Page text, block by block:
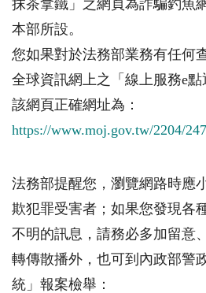
抹茶拿鐵」之網頁為詐騙釣魚
本部所設。
您如果對於法務部業務有任何
全球資訊網上之「線上服務e點
該網頁正確網址為：
https://www.moj.gov.tw/2204/
法務部提醒您，瀏覽網路時應
欺犯罪受害者；如果您發現各
不明的訊息，請務必多加留意
轉傳散播外，也可到內政部警
統」報案檢舉：